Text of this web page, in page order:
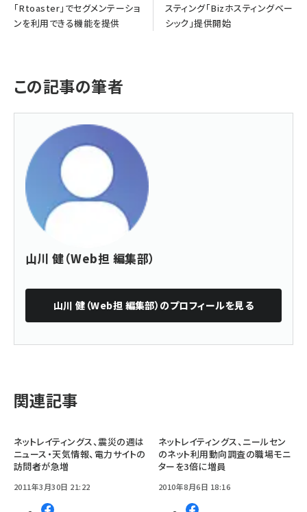
「Rtoaster」でセグメンテーショ
ンを利用できる機能を提供
スティング「Bizホスティングベー
シック」提供開始
この記事の筆者
山川 健（Web担 編集部）
山川 健（Web担 編集部） のプロフィールを見る
関連記事
ネットレイティングス、震災の週は
ニュース・天気情報、電力サイトの
訪問者が急増
2011年3月30日 21:22
ネットレイティングス、ニールセン
のネット利用動向調査の職場モニ
ターを3倍に増員
2010年8月6日 18:16